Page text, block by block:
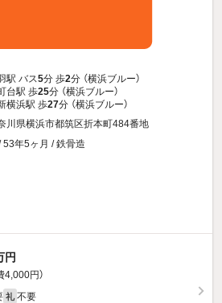
駅 バス5分 歩2分 （横浜ブルー）
台駅 歩25分 （横浜ブルー）
横浜駅 歩27分 （横浜ブルー）
川県横浜市都筑区折本町484番地
53年5ヶ月 / 鉄骨造
円
4,000円）
礼 不要